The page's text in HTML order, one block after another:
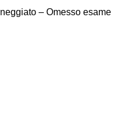
– Omesso esame